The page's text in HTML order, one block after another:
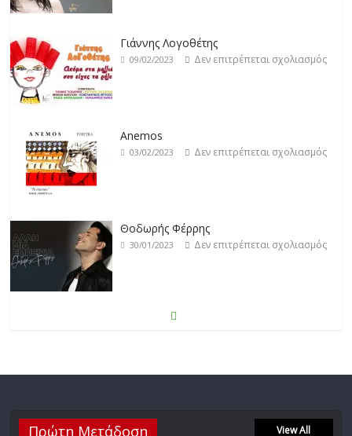
Γιάννης Λογοθέτης
09/02/2023 Δεν επιτρέπεται σχολιασμός
Anemos
03/02/2023 Δεν επιτρέπεται σχολιασμός
Θοδωρής Φέρρης
30/01/2023 Δεν επιτρέπεται σχολιασμός
Νίκος Ζιώγαλας
17/02/2023 Δεν επιτρέπεται σχολιασμός
Πρώτη Μετάδοση View All